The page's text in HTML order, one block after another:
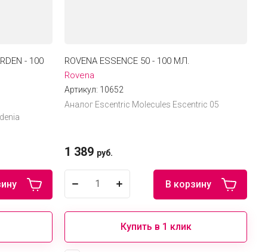
- 100
ROVENA ESSENCE 50 - 100 МЛ.
Rovena
Артикул: 10652
Аналог Escentric Molecules Escentric 05
1 389 руб.
В корзину
Купить в 1 клик